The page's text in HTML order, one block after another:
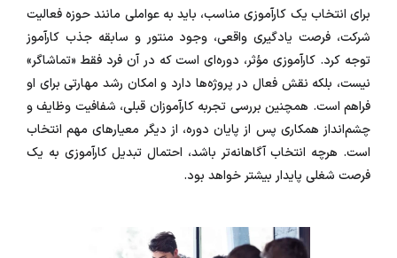
برای انتخاب یک کارآموزی مناسب، باید به عواملی مانند حوزه فعالیت
شرکت، فرصت یادگیری واقعی، وجود منتور و سابقه جذب کارآموز
توجه کرد. کارآموزی مؤثر، دوره‌ای است که در آن فرد فقط «تماشاگر»
نیست، بلکه نقش فعال در پروژه‌ها دارد و امکان رشد مهارتی برای او
فراهم است. همچنین بررسی تجربه کارآموزان قبلی، شفافیت وظایف و
چشم‌انداز همکاری پس از پایان دوره، از دیگر معیارهای مهم انتخاب
است. هرچه انتخاب آگاهانه‌تر باشد، احتمال تبدیل کارآموزی به یک
فرصت شغلی پایدار بیشتر خواهد بود.